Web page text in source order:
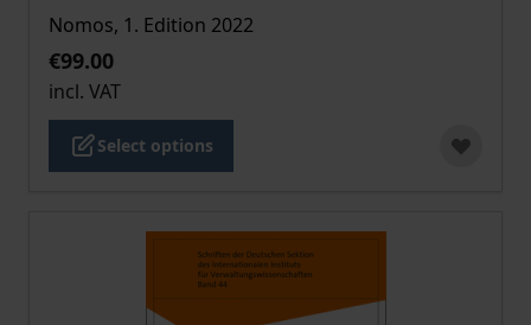
Nomos, 1. Edition 2022
€99.00
incl. VAT
Select options